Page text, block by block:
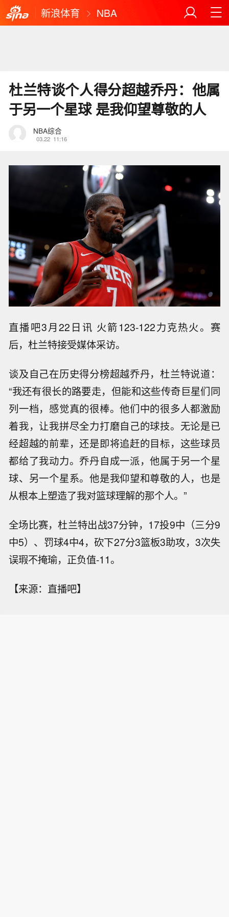
新浪体育 NBA
杜兰特谈个人得分超越乔丹：他属
于另一个星球 是我仰望尊敬的人
NBA综合
03.22 11:16
直播吧3月22日讯 火箭123-122力克热火。赛
后，杜兰特接受媒体采访。
谈及自己在历史得分榜超越乔丹，杜兰特说道：
“我还有很长的路要走，但能和这些传奇巨星们同
列一档，感觉真的很棒。他们中的很多人都激励
着我，让我拼尽全力打磨自己的球技。无论是已
经超越的前辈，还是即将追赶的目标，这些球员
都给了我动力。乔丹自成一派，他属于另一个星
球、另一个星系。他是我仰望和尊敬的人，也是
从根本上塑造了我对篮球理解的那个人。”
全场比赛，杜兰特出战37分钟，17投9中（三分9
中5）、罚球4中4，砍下27分3篮板3助攻，3次失
误瑕不掩瑜，正负值-11。
【来源：直播吧】